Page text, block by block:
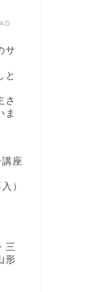
サ
と
さ
ま
座
）
三
形